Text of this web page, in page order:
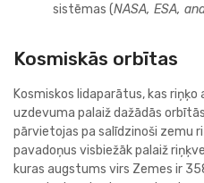
sistēmas (NASA, ESA,
Kosmiskās orbītas
Kosmiskos lidaparātus, kas
uzdevuma palaiž dažādās
pārvietojas pa salīdzinoši zemu
pavadoņus visbiežāk palaiž
kuras augstums virs Zemes ir